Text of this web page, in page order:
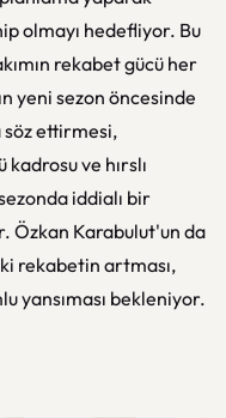
olmayı hedefliyor. Bu
rekabet gücü her
yeni sezon öncesinde
söz ettirmesi,
ve hırslı
iddialı bir
Özkan Karabulut'un da
rekabetin artması,
yansıması bekleniyor.